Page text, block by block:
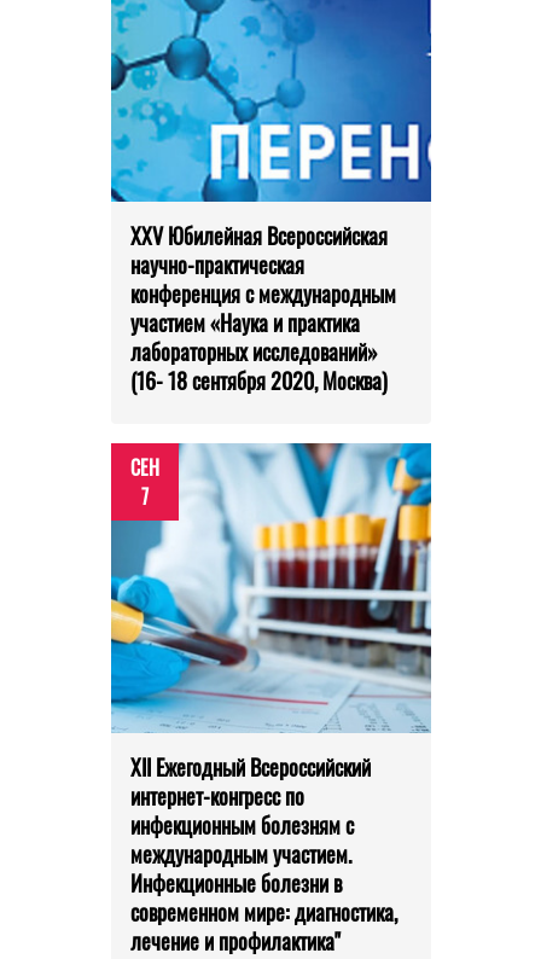
XXV Юбилейная Всероссийская
научно-практическая
конференция с международным
участием «Наука и практика
лабораторных исследований»
(16- 18 сентября 2020, Москва)
СЕН
7
XII Ежегодный Всероссийский
интернет-конгресс по
инфекционным болезням с
международным участием.
Инфекционные болезни в
современном мире: диагностика,
лечение и профилактика"